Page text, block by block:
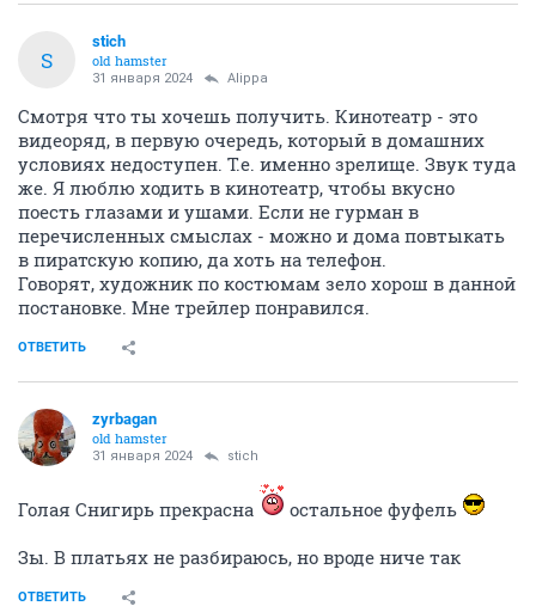
S
stich
old hamster
31 января 2024 Alippa
Смотря что ты хочешь получить. Кинотеатр - это
видеоряд, в первую очередь, который в домашних
условиях недоступен. Т.е. именно зрелище. Звук туда
же. Я люблю ходить в кинотеатр, чтобы вкусно
поесть глазами и ушами. Если не гурман в
перечисленных смыслах - можно и дома повтыкать
в пиратскую копию, да хоть на телефон.
Говорят, художник по костюмам зело хорош в данной
постановке. Мне трейлер понравился.
ОТВЕТИТЬ
zyrbagan
old hamster
31 января 2024 stich
Голая Снигирь прекрасна
остальное фуфель
Зы. В платьях не разбираюсь, но вроде ниче так
ОТВЕТИТЬ